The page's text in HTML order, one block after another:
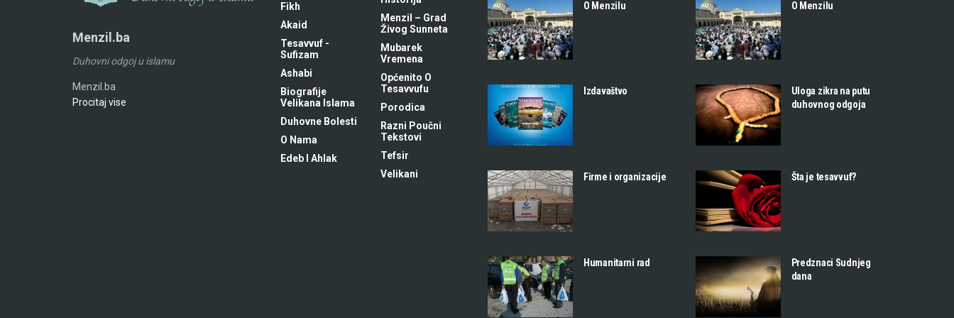
Menzil.ba
Duhovni odgoj u islamu
Menzil.ba
Procitaj vise
Fikh
Akaid
Tesavvuf -
Sufizam
Ashabi
Biografije
Velikana Islama
Duhovne Bolesti
O Nama
Edeb I Ahlak
Menzil – Grad
Živog Sunneta
Mubarek
Vremena
Općenito O
Tesavvufu
Porodica
Razni Poučni
Tekstovi
Tefsir
Velikani
O Menzilu
Izdavaštvo
Firme i organizacije
Humanitarni rad
O Menzilu
Uloga zikra na putu
duhovnog odgoja
Šta je tesavvuf?
Predznaci Sudnjeg
dana